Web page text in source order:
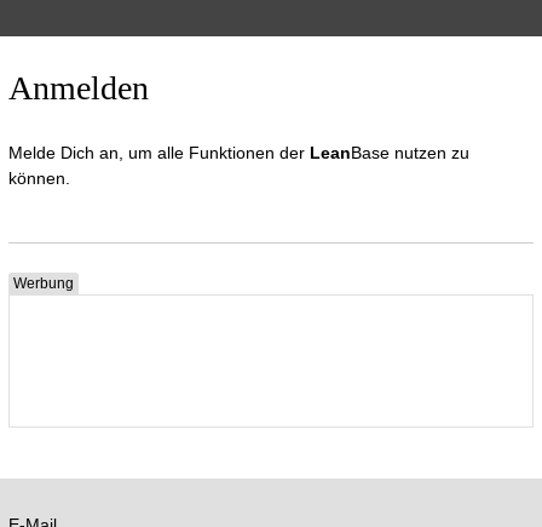
Anmelden
Melde Dich an, um alle Funktionen der LeanBase nutzen zu
können.
Werbung